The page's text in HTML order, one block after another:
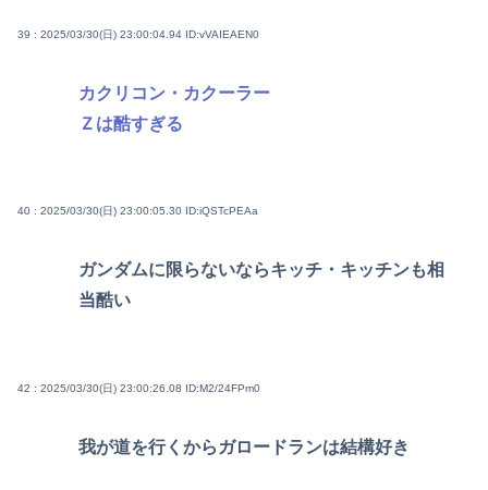
39 : 2025/03/30(日) 23:00:04.94 ID:vVAIEAEN0
カクリコン・カクーラー
Ｚは酷すぎる
40 : 2025/03/30(日) 23:00:05.30 ID:iQSTcPEAa
ガンダムに限らないならキッチ・キッチンも相
当酷い
42 : 2025/03/30(日) 23:00:26.08 ID:M2/24FPm0
我が道を行くからガロードランは結構好き